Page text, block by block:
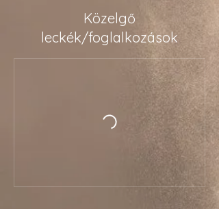
Közelgő
leckék/foglalkozások